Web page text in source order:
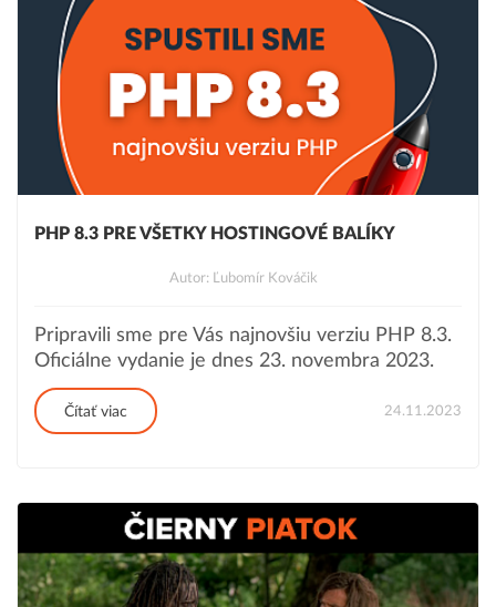
PHP 8.3 PRE VŠETKY HOSTINGOVÉ BALÍKY
Autor: Ľubomír Kováčik
Pripravili sme pre Vás najnovšiu verziu PHP 8.3.
Oficiálne vydanie je dnes 23. novembra 2023.
Čítať viac 24.11.2023